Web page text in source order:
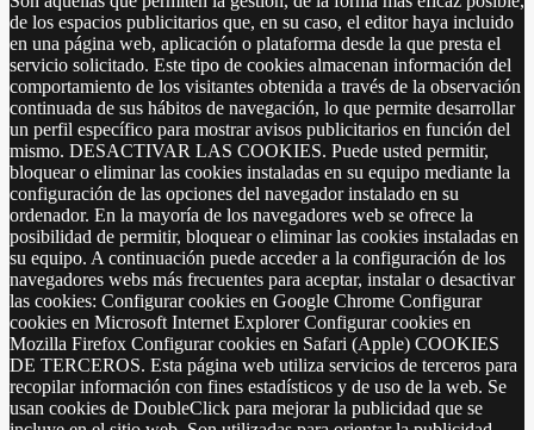
de los espacios publicitarios que, en su caso, el editor haya incluido
en una página web, aplicación o plataforma desde la que presta el
servicio solicitado. Este tipo de cookies almacenan información del
comportamiento de los visitantes obtenida a través de la observación
continuada de sus hábitos de navegación, lo que permite desarrollar
un perfil específico para mostrar avisos publicitarios en función del
mismo. DESACTIVAR LAS COOKIES. Puede usted permitir,
bloquear o eliminar las cookies instaladas en su equipo mediante la
configuración de las opciones del navegador instalado en su
ordenador. En la mayoría de los navegadores web se ofrece la
posibilidad de permitir, bloquear o eliminar las cookies instaladas en
su equipo. A continuación puede acceder a la configuración de los
navegadores webs más frecuentes para aceptar, instalar o desactivar
las cookies: Configurar cookies en Google Chrome Configurar
cookies en Microsoft Internet Explorer Configurar cookies en
Mozilla Firefox Configurar cookies en Safari (Apple) COOKIES
DE TERCEROS. Esta página web utiliza servicios de terceros para
recopilar información con fines estadísticos y de uso de la web. Se
usan cookies de DoubleClick para mejorar la publicidad que se